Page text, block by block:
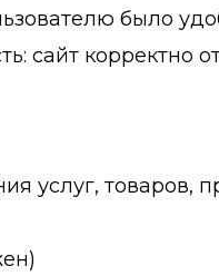
было
сайт
услуг, товаров,